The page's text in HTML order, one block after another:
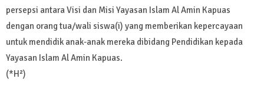
persepsi antara Visi dan Misi Yayasan Islam Al Amin Kapuas
dengan orang tua/wali siswa(i) yang memberikan kepercayaan
untuk mendidik anak-anak mereka dibidang Pendidikan kepada
Yayasan Islam Al Amin Kapuas.
(*H²)